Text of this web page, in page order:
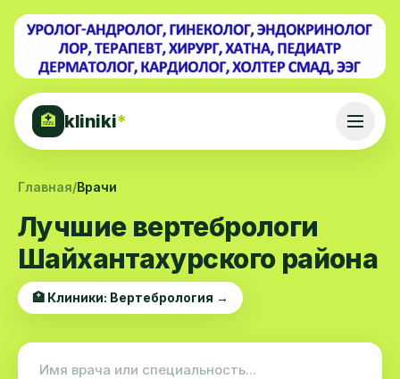
🏥 kliniki*
Главная/Врачи
Лучшие вертебрологи
Шайхантахурского района
🏥 Клиники: Вертебрология →